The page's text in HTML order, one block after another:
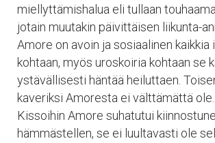
miellyttämishalua eli tullaan
jotain muutakin päivittäisen liikunta-
Amore on avoin ja sosiaalinen kaikkia
kohtaan, myös uroskoiria kohtaan se
ystävällisesti häntää heiluttaen.
kaveriksi Amoresta ei välttämättä ole.
Kissoihin Amore suhatutui
hämmästellen, se ei luultavasti ole